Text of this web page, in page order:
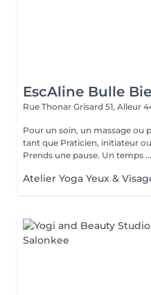
EscAline Bulle
Rue Thonar Grisard 51, Alleur
Pour un soin, un massage ou
tant que Praticien, initiateur
Prends une pause. Un temps ...
Atelier Yoga Yeux &